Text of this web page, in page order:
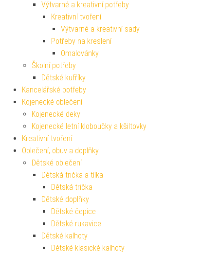
Výtvarné a kreativní potřeby
Kreativní tvoření
Výtvarné a kreativní sady
Potřeby na kreslení
Omalovánky
Školní potřeby
Dětské kufříky
Kancelářské potřeby
Kojenecké oblečení
Kojenecké deky
Kojenecké letní kloboučky a kšiltovky
Kreativní tvoření
Oblečení, obuv a doplňky
Dětské oblečení
Dětská trička a tílka
Dětská trička
Dětské doplňky
Dětské čepice
Dětské rukavice
Dětské kalhoty
Dětské klasické kalhoty